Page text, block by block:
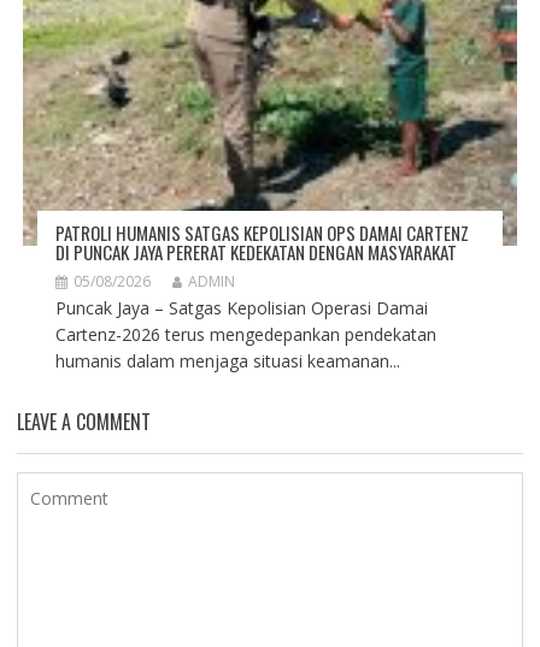
PATROLI HUMANIS SATGAS KEPOLISIAN OPS DAMAI CARTENZ
DI PUNCAK JAYA PERERAT KEDEKATAN DENGAN MASYARAKAT
05/08/2026 ADMIN
Puncak Jaya – Satgas Kepolisian Operasi Damai
Cartenz-2026 terus mengedepankan pendekatan
humanis dalam menjaga situasi keamanan...
LEAVE A COMMENT